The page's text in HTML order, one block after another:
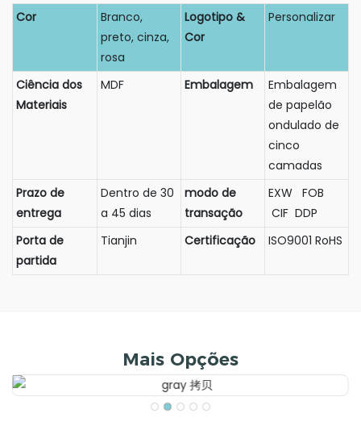
Cor
Branco,
preto, cinza,
rosa
Logotipo &
Cor
Personalizar
Ciência dos
Materiais
MDF Embalagem
Embalagem
de papelão
ondulado de
cinco
camadas
Prazo de
entrega
Dentro de 30
a 45 dias
modo de
transação
EXW FOB
CIF DDP
Porta de
partida
Tianjin Certificação ISO9001 RoHS
Mais Opções